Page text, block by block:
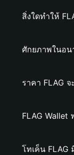
สิ่งใดทำให้
ศักยภาพในอน
ราคา FLAG
FLAG Wallet
โทเค็น FLAG